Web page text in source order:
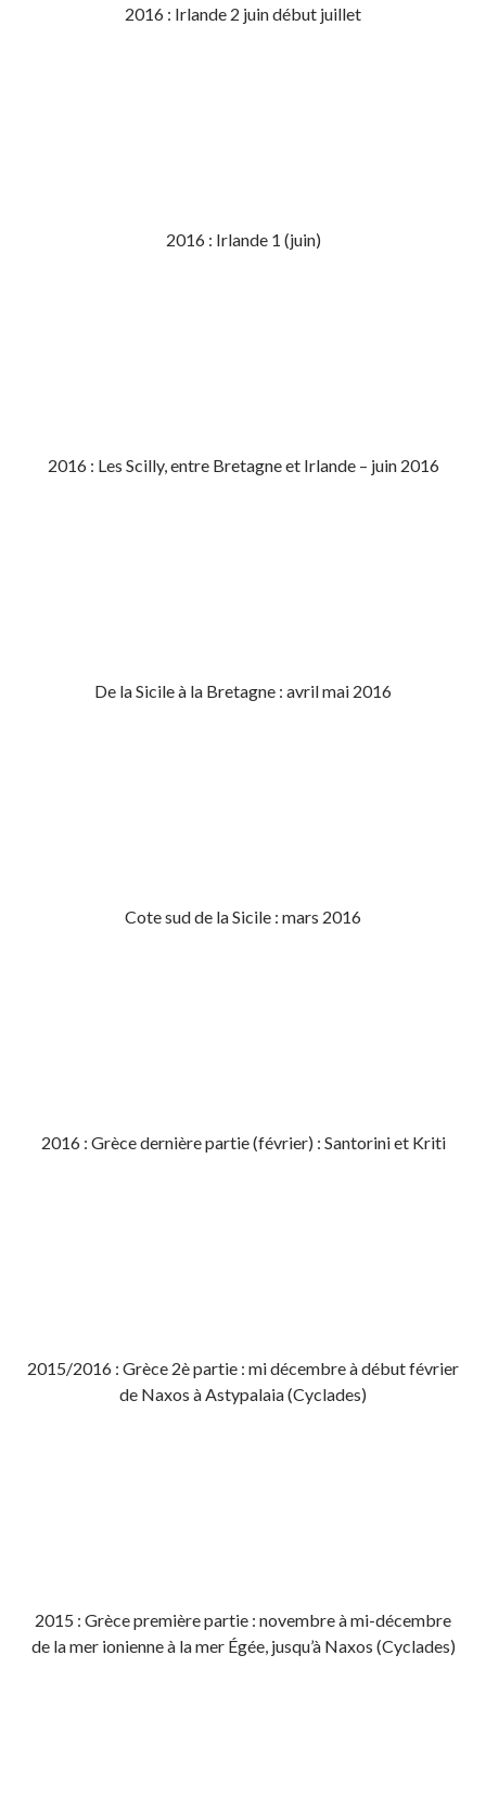
2016 : Irlande 2 juin début juillet
2016 : Irlande 1 (juin)
2016 : Les Scilly, entre Bretagne et Irlande – juin 2016
De la Sicile à la Bretagne : avril mai 2016
Cote sud de la Sicile : mars 2016
2016 : Grèce dernière partie (février) : Santorini et Kriti
2015/2016 : Grèce 2è partie : mi décembre à début février
de Naxos à Astypalaia (Cyclades)
2015 : Grèce première partie : novembre à mi-décembre
de la mer ionienne à la mer Égée, jusqu’à Naxos (Cyclades)